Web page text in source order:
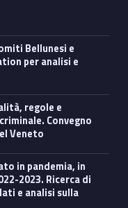
per analisi e
Convegno
Veneto
2023. Ricerca di
e analisi sulla